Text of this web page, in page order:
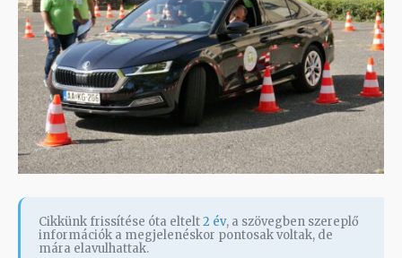
Cikkünk frissítése óta eltelt2 év, a szövegben szereplő
információk a megjelenéskor pontosak voltak, de
mára elavulhattak.